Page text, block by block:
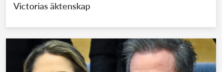
Victorias äktenskap